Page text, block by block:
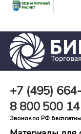
+7 (495)
8 800500
Звонок по РФ